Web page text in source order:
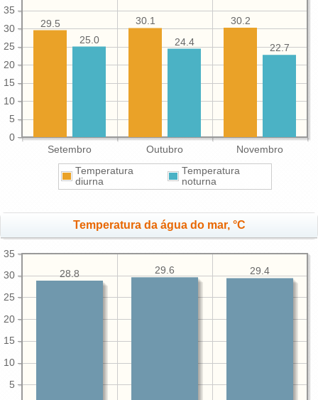
Setembro Outubro Novembro
0
5
10
15
20
25
30
35
30.2
30.1
29.5
22.7
24.4
25.0
Temperatura
diurna
Temperatura
noturna
Temperatura da água do mar, °C
5
10
15
20
25
30
35
29.4
29.6
28.8